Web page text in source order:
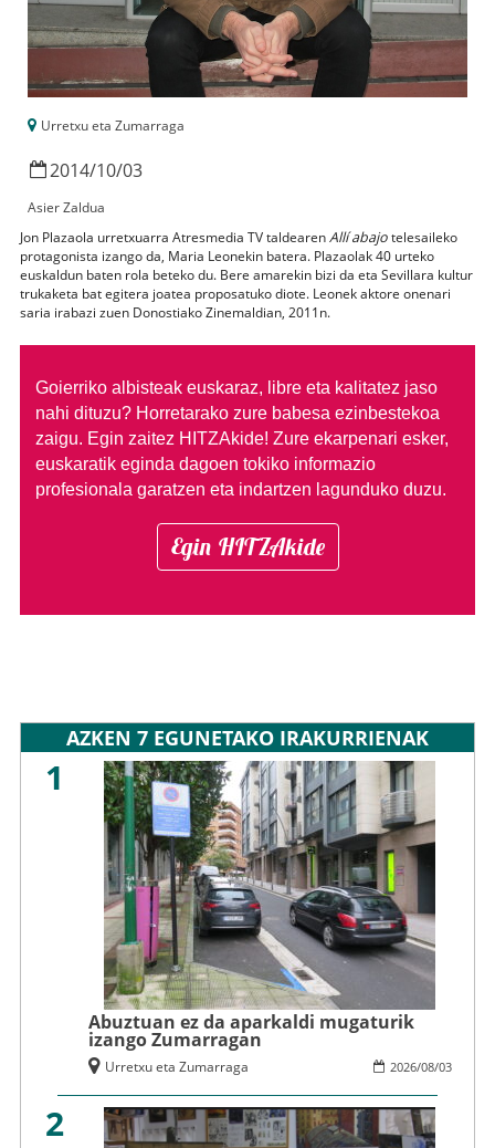
Urretxu eta Zumarraga
2014/10/03
Asier Zaldua
Jon Plazaola urretxuarra Atresmedia TV taldearenAllí abajotelesaileko
protagonista izango da, Maria Leonekin batera. Plazaolak 40 urteko
euskaldun baten rola beteko du. Bere amarekin bizi da eta Sevillara kultur
trukaketa bat egitera joatea proposatuko diote. Leonek aktore onenari
saria irabazi zuen Donostiako Zinemaldian, 2011n.
Goierriko albisteak euskaraz, libre eta kalitatez jaso
nahi dituzu? Horretarako zure babesa ezinbestekoa
zaigu. Egin zaitez HITZAkide! Zure ekarpenari esker,
euskaratik eginda dagoen tokiko informazio
profesionala garatzen eta indartzen lagunduko duzu.
Egin HITZAkide
AZKEN 7 EGUNETAKO IRAKURRIENAK
1
Abuztuan ez da aparkaldi mugaturik
izango Zumarragan
2026/08/03
Urretxu eta Zumarraga
2